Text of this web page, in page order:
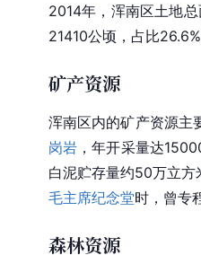
2014年，浑南区土地
21410公顷，占比
矿产资源
浑南区内的矿产资源主
岗岩 ，年开采量达
白泥贮存量约50万立
毛主席纪念堂时，曾专
森林资源